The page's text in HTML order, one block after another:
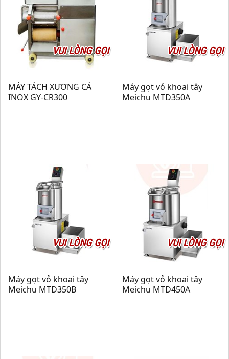
VUI LÒNG GỌI
MÁY TÁCH XƯƠNG CÁ
INOX GY-CR300
VUI LÒNG GỌI
Máy gọt vỏ khoai tây
Meichu MTD350A
VUI LÒNG GỌI
Máy gọt vỏ khoai tây
Meichu MTD350B
VUI LÒNG GỌI
Máy gọt vỏ khoai tây
Meichu MTD450A